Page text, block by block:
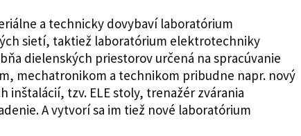
a technicky dovybaví laboratórium
sietí, taktiež laboratórium elektrotechniky
dielenských priestorov určená na spracúvanie
mechatronikom a technikom pribudne napr. nový
inštalácií, tzv. ELE stoly, trenažér zvárania
A vytvorí sa im tiež nové laboratórium